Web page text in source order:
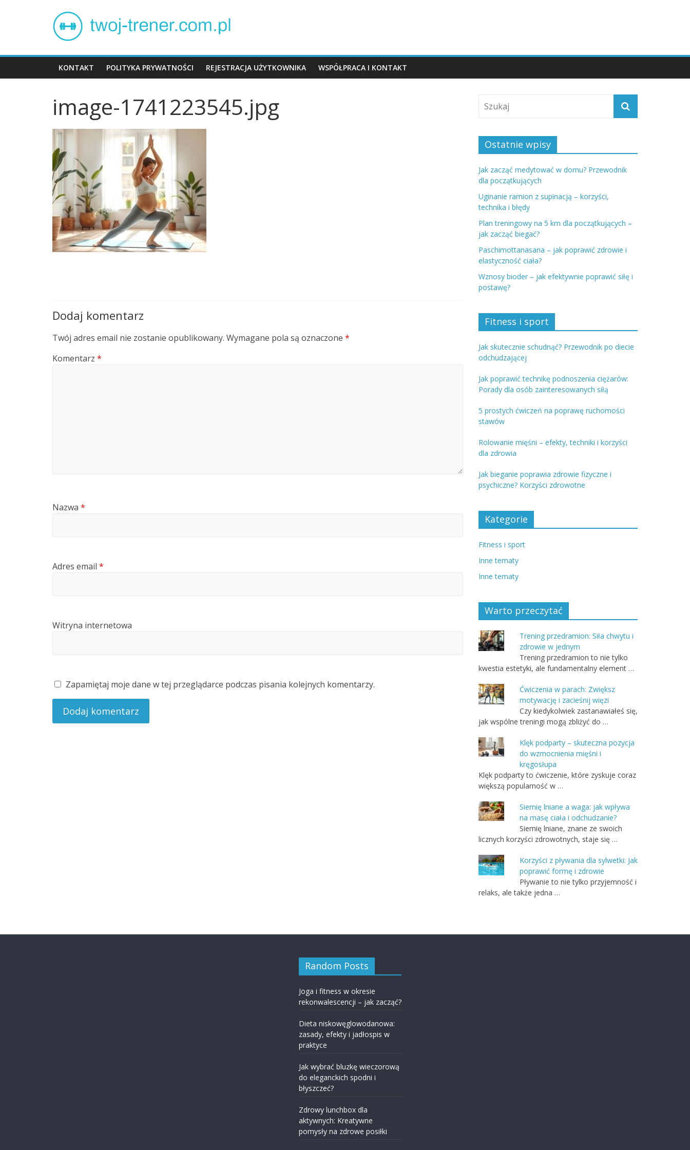
Twój
trener
KONTAKT POLITYKA PRYWATNOŚCI REJESTRACJA UŻYTKOWNIKA WSPÓŁPRACA I KONTAKT
image-1741223545.jpg
Dodaj komentarz
Twój adres email nie zostanie opublikowany. Wymagane pola są oznaczone *
Komentarz *
Nazwa *
Adres email *
Witryna internetowa
Zapamiętaj moje dane w tej przeglądarce podczas pisania kolejnych komentarzy.
Ostatnie wpisy
Jak zacząć medytować w domu? Przewodnik
dla początkujących
Uginanie ramion z supinacją – korzyści,
technika i błędy
Plan treningowy na 5 km dla początkujących –
jak zacząć biegać?
Paschimottanasana – jak poprawić zdrowie i
elastyczność ciała?
Wznosy bioder – jak efektywnie poprawić siłę i
postawę?
Fitness i sport
Jak skutecznie schudnąć? Przewodnik po diecie
odchudzającej
Jak poprawić technikę podnoszenia ciężarów:
Porady dla osób zainteresowanych siłą
5 prostych ćwiczeń na poprawę ruchomości
stawów
Rolowanie mięśni – efekty, techniki i korzyści
dla zdrowia
Jak bieganie poprawia zdrowie fizyczne i
psychiczne? Korzyści zdrowotne
Kategorie
Fitness i sport
Inne tematy
Inne tematy
Warto przeczytać
Trening przedramion: Siła chwytu i
zdrowie w jednym
Trening przedramion to nie tylko
kwestia estetyki, ale fundamentalny element …
Ćwiczenia w parach: Zwiększ
motywację i zacieśnij więzi
Czy kiedykolwiek zastanawiałeś się,
jak wspólne treningi mogą zbliżyć do …
Klęk podparty – skuteczna pozycja
do wzmocnienia mięśni i
kręgosłupa
Klęk podparty to ćwiczenie, które zyskuje coraz
większą popularność w …
Siemię lniane a waga: jak wpływa
na masę ciała i odchudzanie?
Siemię lniane, znane ze swoich
licznych korzyści zdrowotnych, staje się …
Korzyści z pływania dla sylwetki: Jak
poprawić formę i zdrowie
Pływanie to nie tylko przyjemność i
relaks, ale także jedna …
Random Posts
Joga i fitness w okresie
rekonwalescencji – jak zacząć?
Dieta niskowęglowodanowa:
zasady, efekty i jadłospis w
praktyce
Jak wybrać bluzkę wieczorową
do eleganckich spodni i
błyszczeć?
Zdrowy lunchbox dla
aktywnych: Kreatywne
pomysły na zdrowe posiłki